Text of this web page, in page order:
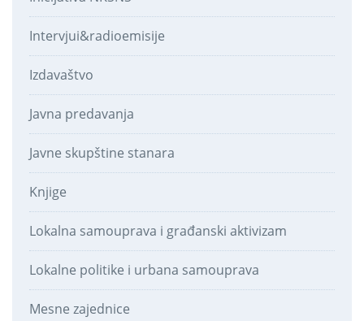
Intervjui&radioemisije
Izdavaštvo
Javna predavanja
Javne skupštine stanara
Knjige
Lokalna samouprava i građanski aktivizam
Lokalne politike i urbana samouprava
Mesne zajednice